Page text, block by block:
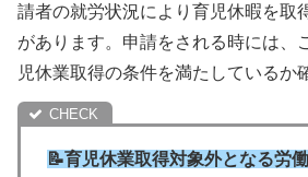
請者の就労状況により育児休暇を取
があります。申請をされる時には、
児休業取得の条件を満たしているか
📝育児休業取得対象外となる労